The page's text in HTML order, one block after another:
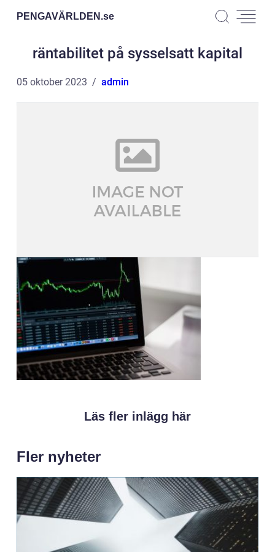
PENGAVÄRLDEN.se
räntabilitet på sysselsatt kapital
05 oktober 2023 admin
Läs fler inlägg här
Fler nyheter